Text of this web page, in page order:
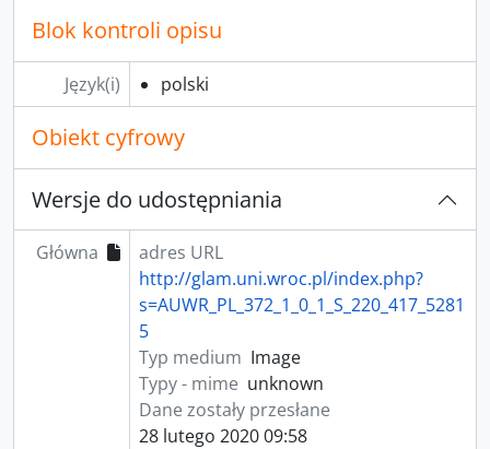
Blok kontroli opisu
Język(i) polski
Obiekt cyfrowy
Wersje do udostępniania
Główna
adres URL
http://glam.uni.wroc.pl/index.php?
s=AUWR_PL_372_1_0_1_S_220_417_5281
5
Typ medium Image
Typy - mime unknown
Dane zostały przesłane
28 lutego 2020 09:58